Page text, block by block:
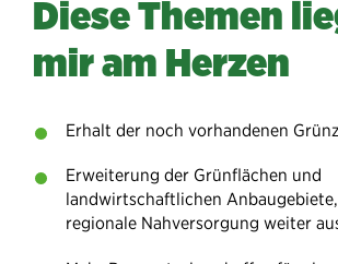
Diese Themen
mir am Herzen
Erhalt der noch vorhandenen
Erweiterung der Grünflächen und
landwirtschaftlichen
regionale Nahversorgung weiter